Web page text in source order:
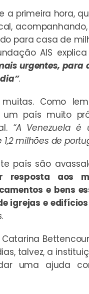
a primeira hora,
para casa de
AIS
urgentes,
.
Como
um país muito
“A Venezuela
milhões de
país são
resposta aos
e bens
igrejas e
talvez, a
uma ajuda